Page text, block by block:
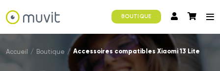
BOUTIQUE
Accueil / Boutique / Accessoires compatibles Xiaomi 13 Lite